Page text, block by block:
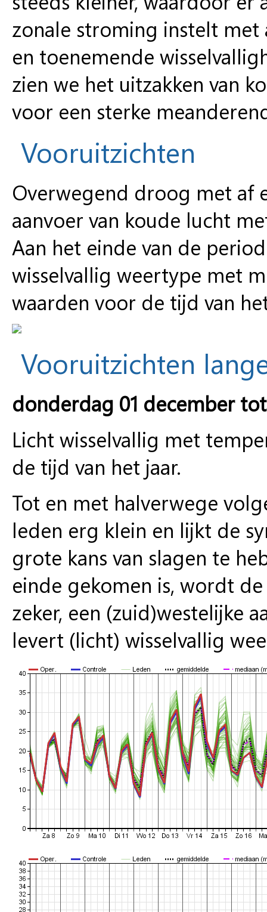
zonale stroming instelt
en toenemende
zien we het uitzakken van
voor een sterke
Vooruitzichten
Overwegend droog met af
aanvoer van koude lucht
Aan het einde van de
wisselvallig weertype met
waarden voor de tijd van
Vooruitzichten
donderdag 01 december
Licht wisselvallig met
de tijd van het jaar.
Tot en met halverwege
leden erg klein en lijkt de
grote kans van slagen te
einde gekomen is, wordt
zeker, een (zuid)westelijke
levert (licht) wisselvallig